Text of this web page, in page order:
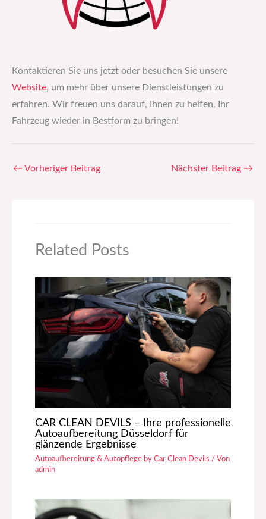
Kontaktieren Sie uns jetzt oder besuchen Sie unsere
Website, um mehr über unsere Dienstleistungen zu
erfahren. Wir freuen uns darauf, Ihnen zu helfen, Ihr
Fahrzeug wieder in Bestform zu bringen!
← Vorheriger Beitrag Nächster Beitrag →
Related Posts
CAR CLEAN DEVILS – Ihre professionelle
Autoaufbereitung Düsseldorf für
glänzende Ergebnisse
Autoaufbereitung & Autopflege by Car Clean Devils / Von
admin